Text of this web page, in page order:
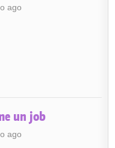
ago
un job
ago